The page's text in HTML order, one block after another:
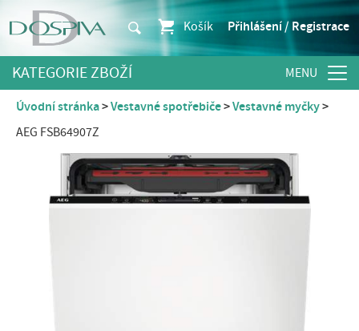
Košík Přihlášení / Registrace
KATEGORIE ZBOŽÍ
Úvodní stránka Vestavné spotřebiče
Vestavné myčky
AEG FSB64907Z